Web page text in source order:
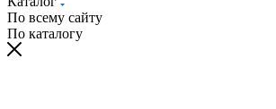
По всему сайту
По каталогу